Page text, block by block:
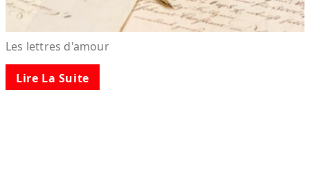
Les lettres d'amour
Lire La Suite